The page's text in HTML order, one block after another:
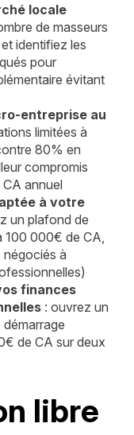
locale
de masseurs
identifiez les
pour
évitant
entreprise au
limitées à
80% en
compromis
annuel
à votre
un plafond de
000€ de CA,
à
finances
: ouvrez un
de CA sur deux
libre